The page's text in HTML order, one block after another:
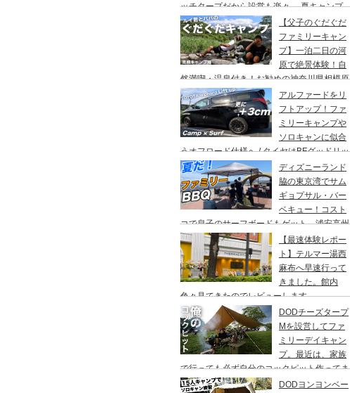
ッチタープだから設営も楽々。 夏キャンプ
を快適に過ごす為のキャンプギア３点セッ
ト。
【父子のぐだぐだ
ファミリーキャン
プ】一泊二日の河
原で絶景体験！自
然満喫・温泉付き！お勧めの神奈川県相模原
市・青根キャンプ場。
アルファードをリ
フトアップ！ファ
ミリーキャンプや
ソロキャンに似合
うオフロード仕様へ / タイヤはBFグッドリッ
チのオールテレーンTA。ホイールはデルタ
フォースのオーバル。アップサスはエスペリ
ア。
ディズニーランド
脇の東京湾でサム
ギョプサル・バー
ベキュー！コスト
コで息子のサーフボードもゲット、浦安高州
海浜公園、コールマンワンタッチタープ、フ
ァミリーキャンプ、BBQ
【最速体験レポー
ト】テルマー湯西
麻布へ早速行って
きました。館内
色々見てきたのでレビューします。
DODチーズタープ
Mを設営してファ
ミリーデイキャン
プ。最近は、家族
で行っても必ず自分のコックピット作ってま
す♪
DODヨンヨンベー